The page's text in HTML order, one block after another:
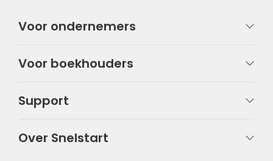
Voor ondernemers
Voor boekhouders
Support
Over Snelstart